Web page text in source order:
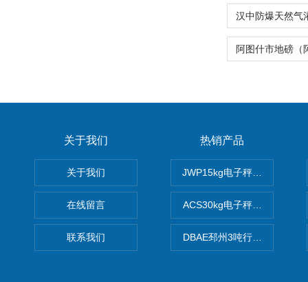
关于我们
关于我们
在线留言
联系我们
热销产品
JWP15kg电子秤价格,15公
ACS30kg电子秤价格,30公
DBAE邳州3吨行车电子吊秤